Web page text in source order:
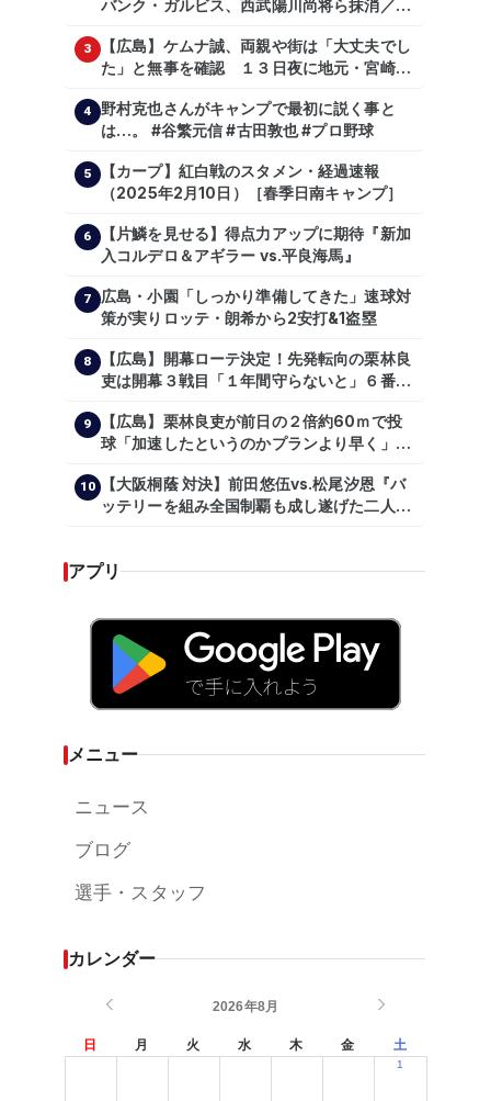
バンク・ガルビス、西武陽川尚将ら抹消／２
3
【広島】ケムナ誠、両親や街は「大丈夫でし
た」と無事を確認 １３日夜に地元・宮崎県
4
野村克也さんがキャンプで最初に説く事と
は…。 #谷繁元信 #古田敦也 #プロ野球
5
【カープ】紅白戦のスタメン・経過速報
（2025年2月10日）［春季日南キャンプ］
6
【片鱗を見せる】得点力アップに期待『新加
入コルデロ＆アギラー vs.平良海馬』
7
広島・小園「しっかり準備してきた」速球対
策が実りロッテ・朗希から2安打&1盗塁
8
【広島】開幕ローテ決定！先発転向の栗林良
吏は開幕３戦目「１年間守らないと」６番手
9
【広島】栗林良吏が前日の２倍約60ｍで投
球「加速したというのかプランより早く」自
10
【大阪桐蔭 対決】前田悠伍vs.松尾汐恩『バ
ッテリーを組み全国制覇も成し遂げた二人
アプリ
メニュー
ニュース
ブログ
選手・スタッフ
カレンダー
2026年8月
日 月 火 水 木 金 土
1